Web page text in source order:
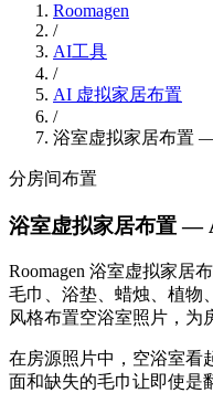
Roomagen
/
AI工具
/
AI 虚拟家居布置
/
浴室虚拟家居布置
分房间布置
浴室虚拟家居布置 —
Roomagen 浴室虚拟家居
毛巾、浴垫、蜡烛、植物
风格布置空浴室照片，为
在房源照片中，空浴室
面和缺失的毛巾让即使是